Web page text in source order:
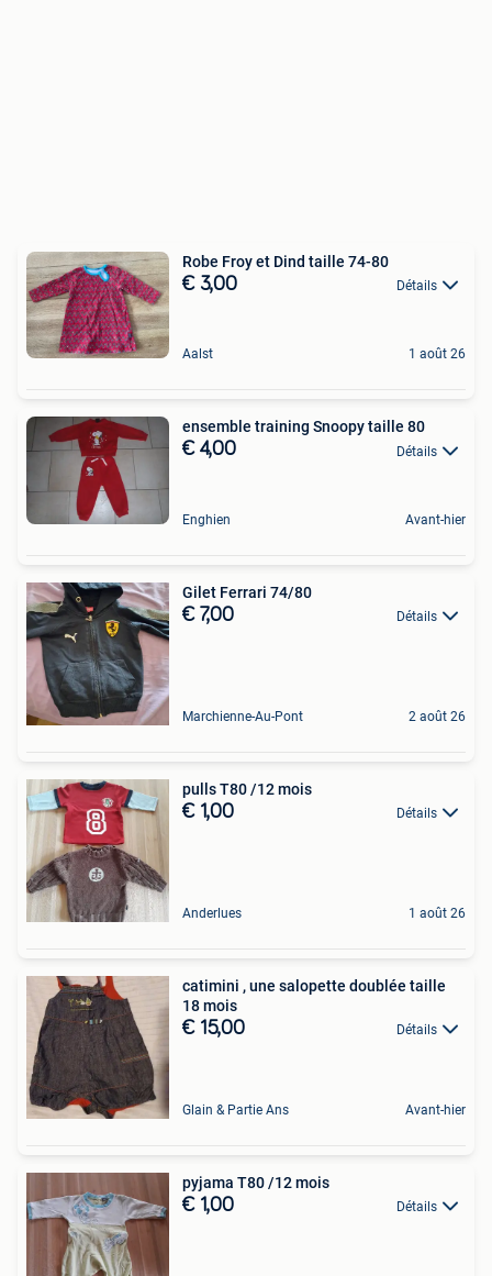
Robe Froy et Dind taille 74-80
€ 3,00 Détails
Aalst 1 août 26
ensemble training Snoopy taille 80
€ 4,00 Détails
Enghien Avant-hier
Gilet Ferrari 74/80
€ 7,00 Détails
Marchienne-Au-Pont 2 août 26
pulls T80 /12 mois
€ 1,00 Détails
Anderlues 1 août 26
catimini , une salopette doublée taille
18 mois
€ 15,00 Détails
Glain & Partie Ans Avant-hier
pyjama T80 /12 mois
€ 1,00 Détails